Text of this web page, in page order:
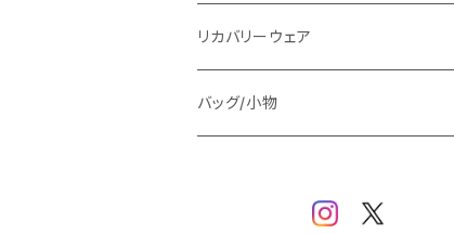
TAION
マウンテンパーカー/アウトドア
ダウン / 中綿アウター
ワイシャツ
ニット/Tシャツ/カットソー
スウェット/パーカー
アウター
トップス（ブラウス/カットソー）
ジャケット
リカバリーウェア
バッグ/小物